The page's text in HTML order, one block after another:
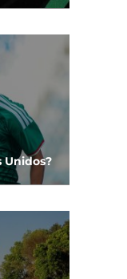
Unidos?